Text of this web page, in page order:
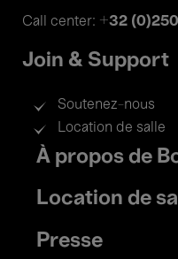
Call center: +32
Join & Support
Soutenez-nous
Location de salle
Footer
menu
À propos de
Location de
Presse